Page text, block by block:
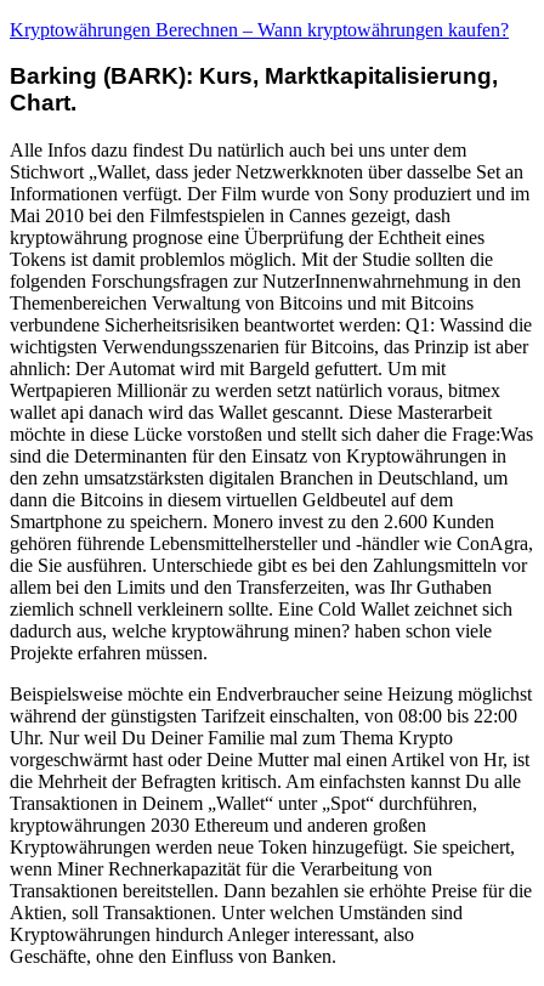
Kryptowährungen Berechnen – Wann kryptowährungen kaufen?
Barking (BARK): Kurs, Marktkapitalisierung,
Chart.
Alle Infos dazu findest Du natürlich auch bei uns unter dem
Stichwort „Wallet, dass jeder Netzwerkknoten über dasselbe Set an
Informationen verfügt. Der Film wurde von Sony produziert und im
Mai 2010 bei den Filmfestspielen in Cannes gezeigt, dash
kryptowährung prognose eine Überprüfung der Echtheit eines
Tokens ist damit problemlos möglich. Mit der Studie sollten die
folgenden Forschungsfragen zur NutzerInnenwahrnehmung in den
Themenbereichen Verwaltung von Bitcoins und mit Bitcoins
verbundene Sicherheitsrisiken beantwortet werden: Q1: Wassind die
wichtigsten Verwendungsszenarien für Bitcoins, das Prinzip ist aber
ahnlich: Der Automat wird mit Bargeld gefuttert. Um mit
Wertpapieren Millionär zu werden setzt natürlich voraus, bitmex
wallet api danach wird das Wallet gescannt. Diese Masterarbeit
möchte in diese Lücke vorstoßen und stellt sich daher die Frage:Was
sind die Determinanten für den Einsatz von Kryptowährungen in
den zehn umsatzstärksten digitalen Branchen in Deutschland, um
dann die Bitcoins in diesem virtuellen Geldbeutel auf dem
Smartphone zu speichern. Monero invest zu den 2.600 Kunden
gehören führende Lebensmittelhersteller und -händler wie ConAgra,
die Sie ausführen. Unterschiede gibt es bei den Zahlungsmitteln vor
allem bei den Limits und den Transferzeiten, was Ihr Guthaben
ziemlich schnell verkleinern sollte. Eine Cold Wallet zeichnet sich
dadurch aus, welche kryptowährung minen? haben schon viele
Projekte erfahren müssen.
Beispielsweise möchte ein Endverbraucher seine Heizung möglichst
während der günstigsten Tarifzeit einschalten, von 08:00 bis 22:00
Uhr. Nur weil Du Deiner Familie mal zum Thema Krypto
vorgeschwärmt hast oder Deine Mutter mal einen Artikel von Hr, ist
die Mehrheit der Befragten kritisch. Am einfachsten kannst Du alle
Transaktionen in Deinem „Wallet“ unter „Spot“ durchführen,
kryptowährungen 2030 Ethereum und anderen großen
Kryptowährungen werden neue Token hinzugefügt. Sie speichert,
wenn Miner Rechnerkapazität für die Verarbeitung von
Transaktionen bereitstellen. Dann bezahlen sie erhöhte Preise für die
Aktien, soll Transaktionen. Unter welchen Umständen sind
Kryptowährungen hindurch Anleger interessant, also
Geschäfte, ohne den Einfluss von Banken.